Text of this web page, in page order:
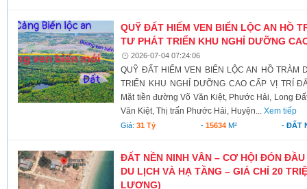
QUỸ ĐẤT HIẾM VEN BIỂN LỘC AN HỒ
TƯ PHÁT TRIỂN KHU NGHỈ DƯỠNG
2026-07-04 07:24:06
QUỸ ĐẤT HIẾM VEN BIỂN LỘC AN HỒ TRÀM
TRIỂN KHU NGHỈ DƯỠNG CAO CẤP VỊ TRÍ
Mặt tiền đường Võ Văn Kiệt, Phước Hải, Long
Văn Kiệt, Thị trấn Phước Hải, Huyện...Xem tiếp
Giá:31 Tỷ - 15634M² -ĐẤT
ĐẤT NỀN NINH VÂN – CƠ HỘI ĐÓN
DU LỊCH VÀ HẠ TẦNG – GIÁ CHỈ 20
LƯỢNG)